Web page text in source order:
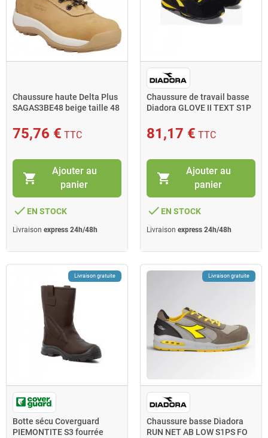
Chaussure haute Delta Plus
SAGAS3BE48 beige taille 48
75,76 € TTC
shopping_cart
Ajouter au
panier
done EN STOCK
Livraison express 24h/48h
Chaussure de travail basse
Diadora GLOVE II TEXT S1P
81,17 € TTC
shopping_cart
Ajouter au
panier
done EN STOCK
Livraison express 24h/48h
Livraison gratuite
Botte sécu Coverguard
PIEMONTITE S3 fourrée
Livraison gratuite
Chaussure basse Diadora
RUN NET AB LOW S1PS FO